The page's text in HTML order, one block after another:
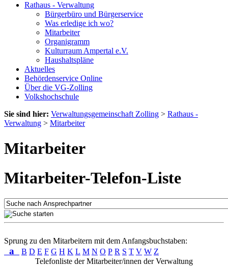
Rathaus - Verwaltung
Bürgerbüro und Bürgerservice
Was erledige ich wo?
Mitarbeiter
Organigramm
Kulturraum Ampertal e.V.
Haushaltspläne
Aktuelles
Behördenservice Online
Über die VG-Zolling
Volkshochschule
Sie sind hier: Verwaltungsgemeinschaft Zolling > Rathaus -
Verwaltung > Mitarbeiter
Mitarbeiter
Mitarbeiter-Telefon-Liste
Sprung zu den Mitarbeitern mit dem Anfangsbuchstaben:
a B D E F G H K L M N O P R S T V W Z
Telefonliste der Mitarbeiter/innen der Verwaltung